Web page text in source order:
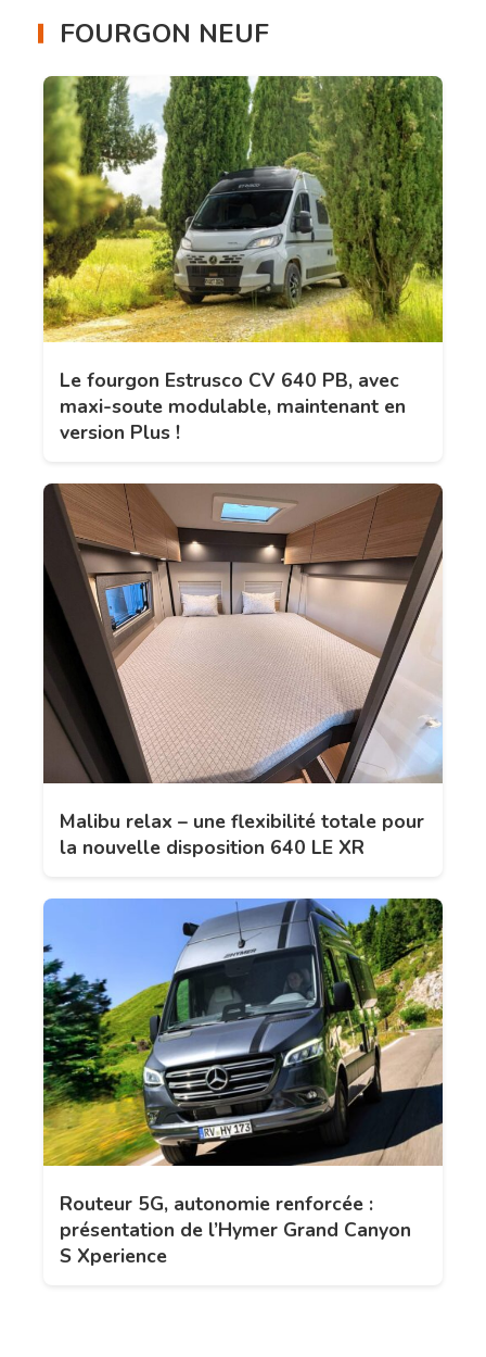
FOURGON NEUF
Le fourgon Estrusco CV 640 PB, avec
maxi-soute modulable, maintenant en
version Plus !
Malibu relax – une flexibilité totale pour
la nouvelle disposition 640 LE XR
Routeur 5G, autonomie renforcée :
présentation de l’Hymer Grand Canyon
S Xperience